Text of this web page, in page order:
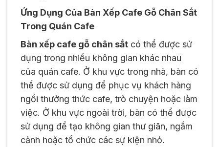
Ứng Dụng Của Bàn Xếp Cafe Gỗ Chân Sắt
Trong Quán Cafe
Bàn xếp cafe gỗ chân sắt có thể được sử
dụng trong nhiều không gian khác nhau
của quán cafe. Ở khu vực trong nhà, bàn có
thể được sử dụng để phục vụ khách hàng
ngồi thưởng thức cafe, trò chuyện hoặc làm
việc. Ở khu vực ngoài trời, bàn có thể được
sử dụng để tạo không gian thư giãn, ngắm
cảnh hoặc tổ chức các sự kiện nhỏ.